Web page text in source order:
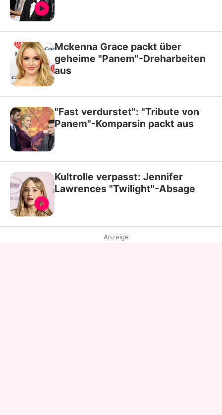
Mckenna Grace packt über
geheime "Panem"-Dreharbeiten
aus
"Fast verdurstet": "Tribute von
Panem"-Komparsin packt aus
Kultrolle verpasst: Jennifer
Lawrences "Twilight"-Absage
Anzeige